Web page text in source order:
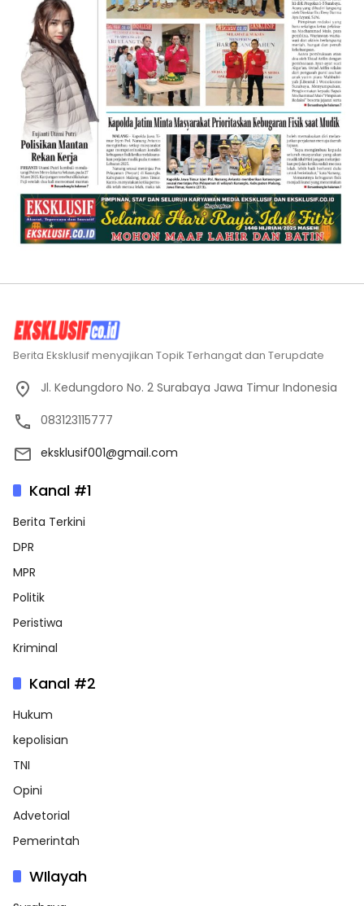
Berita Eksklusif menyajikan Topik Terhangat dan Terupdate
Jl. Kedungdoro No. 2 Surabaya Jawa Timur Indonesia
083123115777
eksklusif001@gmail.com
Kanal #1
Berita Terkini
DPR
MPR
Politik
Peristiwa
Kriminal
Kanal #2
Hukum
kepolisian
TNI
Opini
Advetorial
Pemerintah
WIlayah